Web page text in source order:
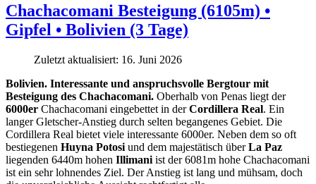
Chachacomani Besteigung (6105m) •
Gipfel • Bolivien (3 Tage)
Zuletzt aktualisiert: 16. Juni 2026
Bolivien. Interessante und anspruchsvolle Bergtour mit
Besteigung des Chachacomani. Oberhalb von Penas liegt der
6000er Chachacomani eingebettet in derCordillera Real. Ein
langer Gletscher-Anstieg durch selten begangenes Gebiet. Die
Cordillera Real bietet viele interessante 6000er. Neben dem so oft
bestiegenen Huyna Potosi und dem majestätisch überLa Paz
liegenden 6440m hohen Illimani ist der 6081m hohe Chachacomani
ist ein sehr lohnendes Ziel. Der Anstieg ist lang und mühsam, doch